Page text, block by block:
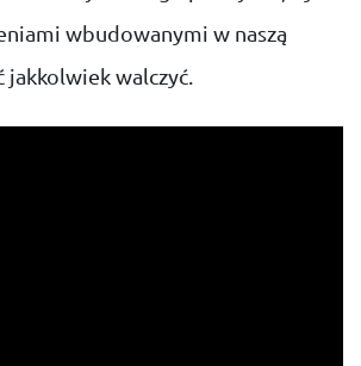
wbudowanymi w naszą
walczyć.